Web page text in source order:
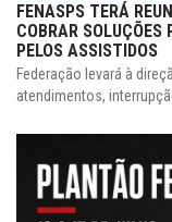
FENASPS TERÁ
COBRAR SOLUÇÕES
PELOS ASSISTIDOS
Federação levará à
atendimentos,